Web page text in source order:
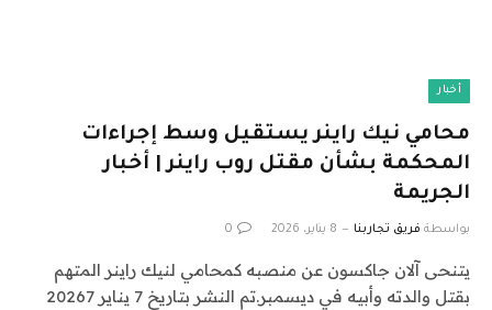
أخبار
محامي نيك راينر يستقيل وسط إجراءات
المحكمة بشأن مقتل روب راينر | أخبار
الجريمة
بواسطة فريق تجاربنا 8 يناير، 2026 0
يتنحى آلان جاكسون عن منصبه كمحامي لنيك راينر المتهم
بقتل والدته وأبيه في ديسمبر.تم النشر بتاريخ 7 يناير 20267